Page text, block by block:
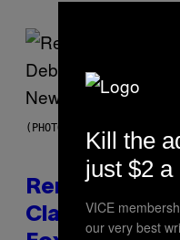
(PHOTO BY TIM
Remember
Clapped Back
Kill the
just $2 a
VICE
our very best